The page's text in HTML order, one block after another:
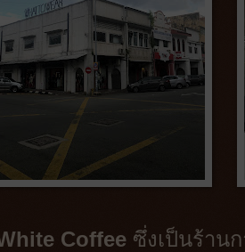
Coffee ซึ่งเป็นร้าน